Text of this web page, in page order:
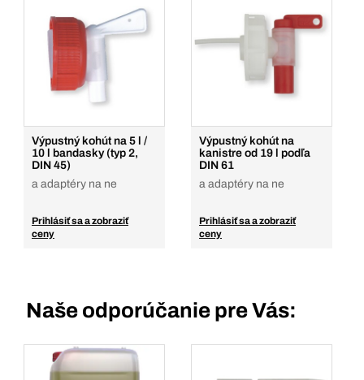
Výpustný kohút na 5 l /
10 l bandasky (typ 2,
DIN 45)
a adaptéry na ne
Prihlásiť sa a zobraziť
ceny
Výpustný kohút na
kanistre od 19 l podľa
DIN 61
a adaptéry na ne
Prihlásiť sa a zobraziť
ceny
Naše odporúčanie pre Vás: